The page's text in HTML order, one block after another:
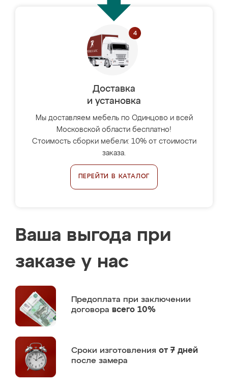
Доставка
и установка
Мы доставляем мебель по Одинцово и всей
Московской области бесплатно!
Стоимость сборки мебели: 10% от стоимости
заказа.
ПЕРЕЙТИ В КАТАЛОГ
Ваша выгода при
заказе у нас
Предоплата при заключении
договора всего 10%
Сроки изготовления от 7 дней
после замера